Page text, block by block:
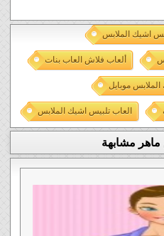
اشيك الملابس
ألعاب فلاش العاب بنات
موبايل
العاب تلبيس اشيك الملابس
ماهر مشابهة